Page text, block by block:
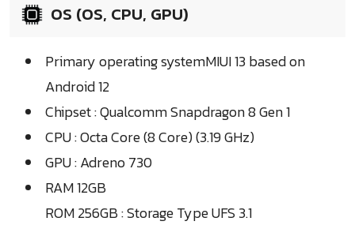
OS (OS, CPU, GPU)
Primary operating systemMIUI 13 based on
Android 12
Chipset : Qualcomm Snapdragon 8 Gen 1
CPU : Octa Core (8 Core) (3.19 GHz)
GPU : Adreno 730
RAM 12GB
ROM 256GB : Storage Type UFS 3.1